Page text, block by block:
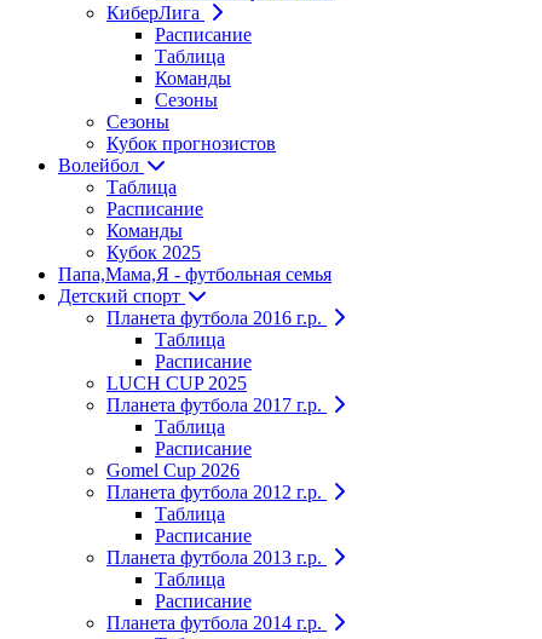
КиберЛига
Расписание
Таблица
Команды
Сезоны
Сезоны
Кубок прогнозистов
Волейбол
Таблица
Расписание
Команды
Кубок 2025
Папа,Мама,Я - футбольная семья
Детский спорт
Планета футбола 2016 г.р.
Таблица
Расписание
LUCH CUP 2025
Планета футбола 2017 г.р.
Таблица
Расписание
Gomel Cup 2026
Планета футбола 2012 г.р.
Таблица
Расписание
Планета футбола 2013 г.р.
Таблица
Расписание
Планета футбола 2014 г.р.